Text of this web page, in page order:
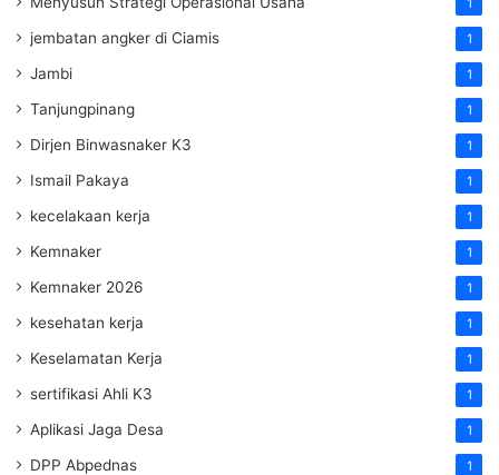
1
jembatan angker di Ciamis 1
Jambi 1
Tanjungpinang 1
Dirjen Binwasnaker K3 1
Ismail Pakaya 1
kecelakaan kerja 1
Kemnaker 1
Kemnaker 2026 1
kesehatan kerja 1
Keselamatan Kerja 1
sertifikasi Ahli K3 1
Aplikasi Jaga Desa 1
DPP Abpednas 1